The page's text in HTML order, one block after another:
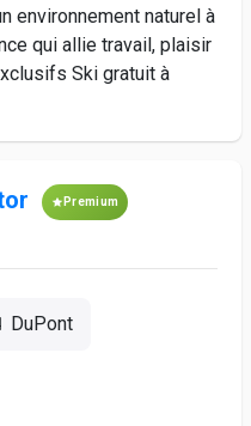
environnement naturel à
qui allie travail, plaisir
Ski gratuit à
Premium
DuPont